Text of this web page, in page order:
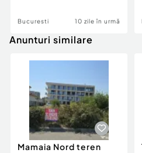
Bucuresti 10 zile în urmă
Anunturi similare
Mamaia Nord teren